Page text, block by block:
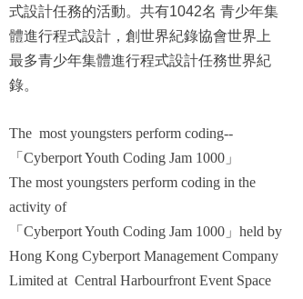
式設計任務的活動。共有1042名 青少年集
體進行程式設計，創世界紀錄協會世界上
最多青少年集體進行程式設計任務世界紀
錄。
The most youngsters perform coding--
「 Cyberport Youth Coding Jam 1000 」
The most youngsters perform coding in the
activity of
「 Cyberport Youth Coding Jam 1000 」 held by
Hong Kong Cyberport Management Company
Limited at Central Harbourfront Event Space